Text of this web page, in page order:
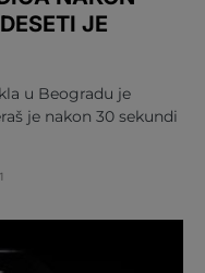
JE
u Beogradu je
je nakon 30 sekundi